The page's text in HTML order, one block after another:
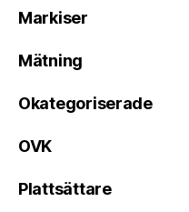
Markiser
Mätning
Okategoriserade
OVK
Plattsättare